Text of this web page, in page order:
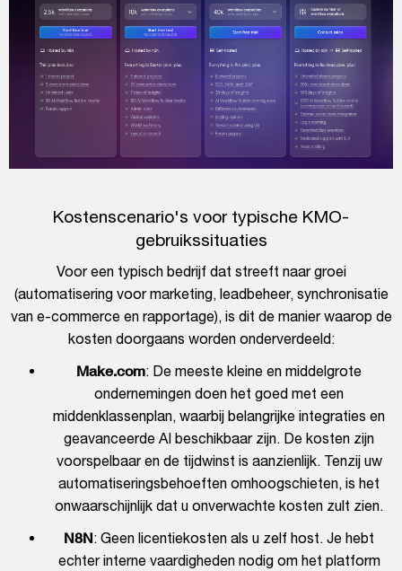
Kostenscenario's voor typische KMO-
gebruikssituaties
Voor een typisch bedrijf dat streeft naar groei
(automatisering voor marketing, leadbeheer, synchronisatie
van e-commerce en rapportage), is dit de manier waarop de
kosten doorgaans worden onderverdeeld:
Make.com: De meeste kleine en middelgrote
ondernemingen doen het goed met een
middenklassenplan, waarbij belangrijke integraties en
geavanceerde AI beschikbaar zijn. De kosten zijn
voorspelbaar en de tijdwinst is aanzienlijk. Tenzij uw
automatiseringsbehoeften omhoogschieten, is het
onwaarschijnlijk dat u onverwachte kosten zult zien.
N8N: Geen licentiekosten als u zelf host. Je hebt
echter interne vaardigheden nodig om het platform